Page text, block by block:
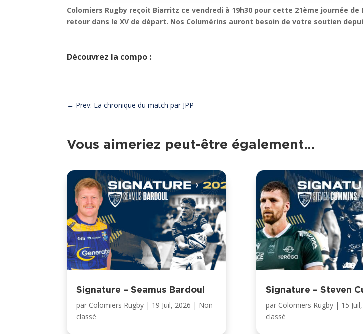
Colomiers Rugby reçoit Biarritz ce vendredi à 19h30 pour cette 21ème journée
retour dans le XV de départ. Nos Columérins auront besoin de votre soutien
Découvrez la compo :
← Prev: La chronique du match par JPP
Vous aimeriez peut-être également…
Signature – Seamus Bardoul
par Colomiers Rugby | 19 Juil, 2026 | Non
classé
Signature – Steven
par Colomiers Rugby| 15
classé